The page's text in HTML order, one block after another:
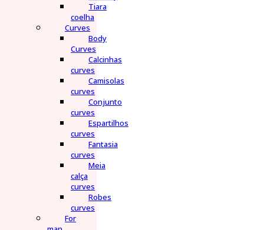
Tiara
coelha
Curves
Body
Curves
Calcinhas
curves
Camisolas
curves
Conjunto
curves
Espartilhos
curves
Fantasia
curves
Meia
calça
curves
Robes
curves
For